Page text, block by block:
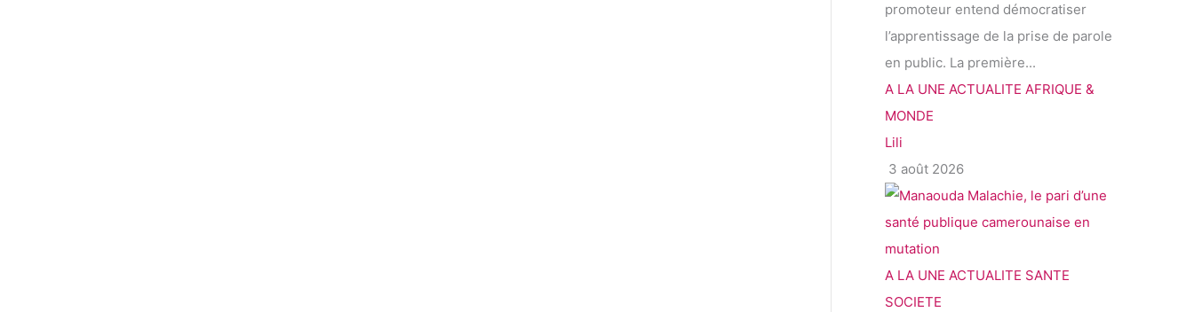
promoteur entend démocratiser
l’apprentissage de la prise de parole
en public. La première...
A LA UNE ACTUALITE AFRIQUE &
MONDE
Lili
3 août 2026
A LA UNE ACTUALITE SANTE
SOCIETE